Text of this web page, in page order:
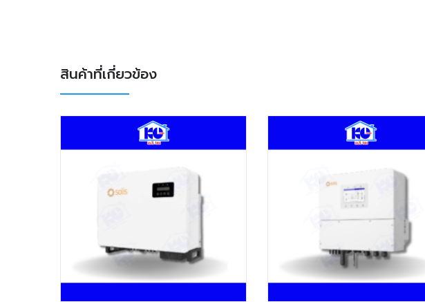
สินค้าที่เกี่ยวข้อง